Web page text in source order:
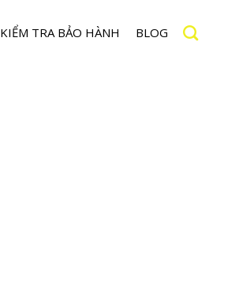
KIỂM TRA BẢO HÀNH BLOG